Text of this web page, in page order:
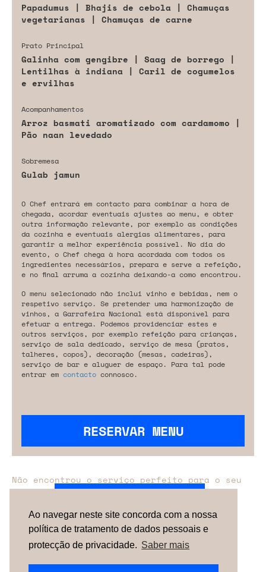
Ao navegar neste site concorda com a nossa
política de tratamento de dados pessoais e
protecção de privacidade. Saber mais
Papadumus | Bhajis de cebola | Chamuças
vegetarianas | Chamuças de carne
Prato Principal
Galinha com gengibre | Saag de borrego |
Lentilhas à indiana | Caril de cogumelos
e ervilhas
Acompanhamentos
Arroz basmati aromatizado com cardamomo |
Pão naan levedado
Sobremesa
Gulab jamun
O Chef entrará em contacto para combinar a hora de
chegada, acordar eventuais ajustes ao menu, e obter
outra informação relevante, por exemplo as condições
da cozinha e eventuais alergias alimentares, para
garantir a melhor experiência possível. No dia do
evento, o Chef chega à hora acordada com todos os
ingredientes necessários, prepara e serve a refeição,
e no final arruma a cozinha deixando-a como encontrou.
O menu selecionado não inclui vinho e bebidas, nem o
respetivo serviço. Se pretender uma harmonização de
vinhos, a Garrafeira Nacional está disponível para
efetuar a entrega. Podemos providenciar estes e
outros serviços, por exemplo refeição para crianças,
serviço de sala dedicado, serviço de mesa (pratos,
talheres, copos), decoração (mesas, cadeiras),
serviço de bar e aluguer de espaço. Para tal pode
entrar em contacto connosco.
RESERVAR MENU
Não encontrou o serviço perfeito para o seu
evento?
Entre em contacto connosco.
TERMOS & CONDIÇÕES SOBRE NÓS
COMO
FUNCIONA
CONTACTOS
NEWSLETTER
ESPAÑA | PORTUGAL| UNITED KINGDOM